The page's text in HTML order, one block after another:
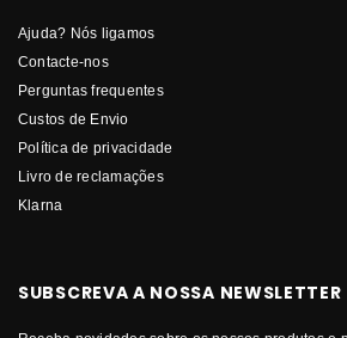
Ajuda? Nós ligamos
Contacte-nos
Perguntas frequentes
Custos de Envio
Política de privacidade
Livro de reclamações
Klarna
SUBSCREVA A NOSSA NEWSLETTER